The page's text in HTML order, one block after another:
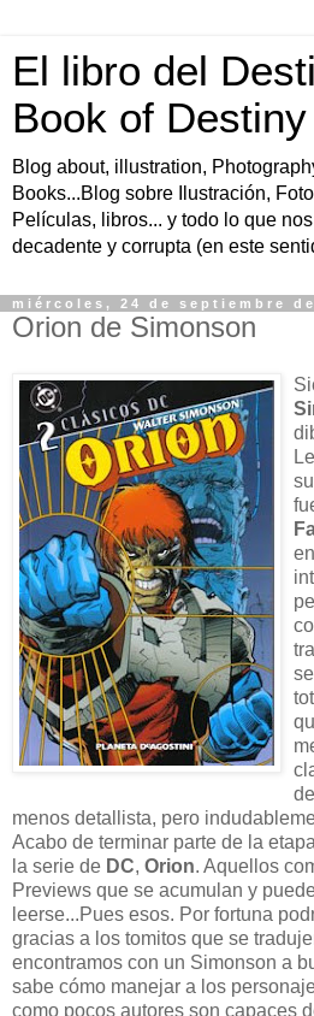
El libro del
Book of Destiny
Blog about, illustration,
Books...Blog sobre Ilustración,
Películas, libros... y todo lo que
decadente y corrupta (en este
miércoles, 24 de septiembre de
Orion de Simonson
menos detallista, pero
Acabo de terminar parte de la
la serie de DC, Orion. Aquellos
Previews que se acumulan y
leerse...Pues esos. Por fortuna
gracias a los tomitos que se
encontramos con un Simonson a
sabe cómo manejar a los
como pocos autores son capaces